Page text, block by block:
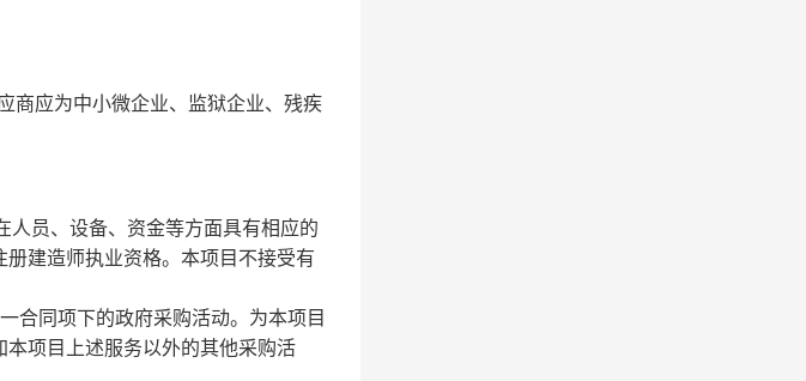
商应为中小微企业、监狱企业、残疾
人员、设备、资金等方面具有相应的
建造师执业资格。本项目不接受有
合同项下的政府采购活动。为本项目
项目上述服务以外的其他采购活